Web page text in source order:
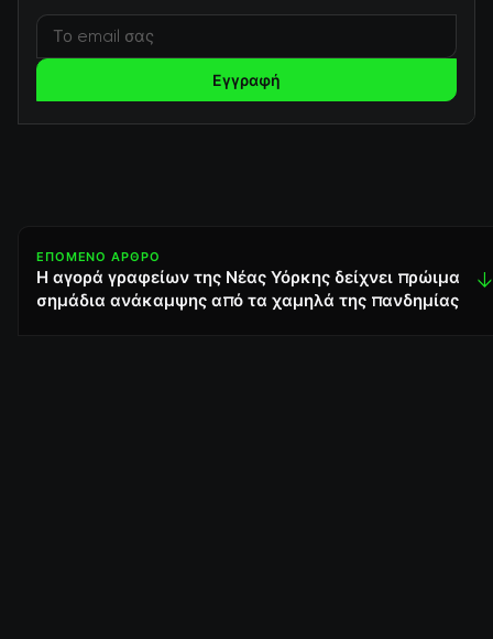
Εγγραφή
ΕΠΌΜΕΝΟ ΆΡΘΡΟ
Η αγορά γραφείων της Νέας Υόρκης δείχνει πρώιμα
σημάδια ανάκαμψης από τα χαμηλά της πανδημίας
↓